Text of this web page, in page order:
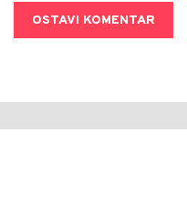
OSTAVI KOMENTAR